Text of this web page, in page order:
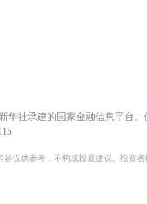
华社承建的国家金融信息平台
容仅供参考，不构成投资建议。投资者